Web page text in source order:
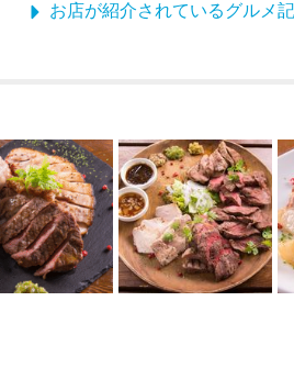
お店が紹介されているグルメ